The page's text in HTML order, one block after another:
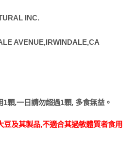
INC.
AVENUE,IRWINDALE,CA
顆,一日請勿超過1顆, 多食無益。
豆及其製品,不適合其過敏體質者食用